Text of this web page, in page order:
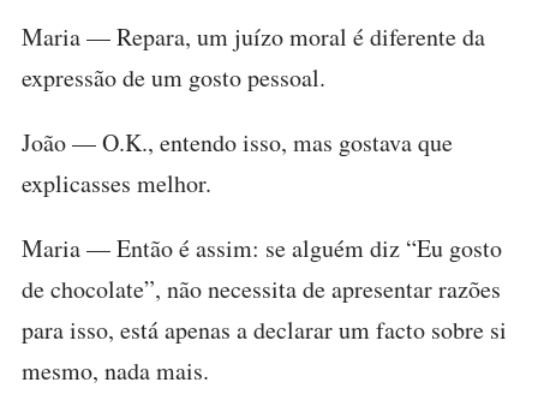
Maria — Repara, um juízo moral é diferente da
expressão de um gosto pessoal.
João — O.K., entendo isso, mas gostava que
explicasses melhor.
Maria — Então é assim: se alguém diz “Eu gosto
de chocolate”, não necessita de apresentar razões
para isso, está apenas a declarar um facto sobre si
mesmo, nada mais.